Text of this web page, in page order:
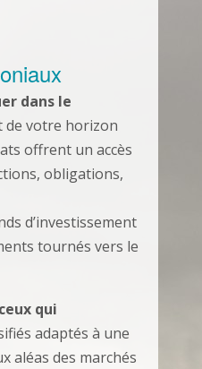
dans le
de votre horizon
offrent un accès
obligations,
d’investissement
tournés vers le
qui
adaptés à une
aléas des marchés